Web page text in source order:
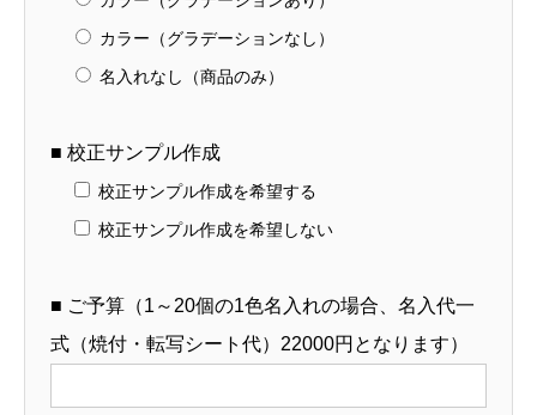
カラー（グラデーションなし）
名入れなし（商品のみ）
■ 校正サンプル作成
校正サンプル作成を希望する
校正サンプル作成を希望しない
■ ご予算（1～20個の1色名入れの場合、名入代一
式（焼付・転写シート代）22000円となります）